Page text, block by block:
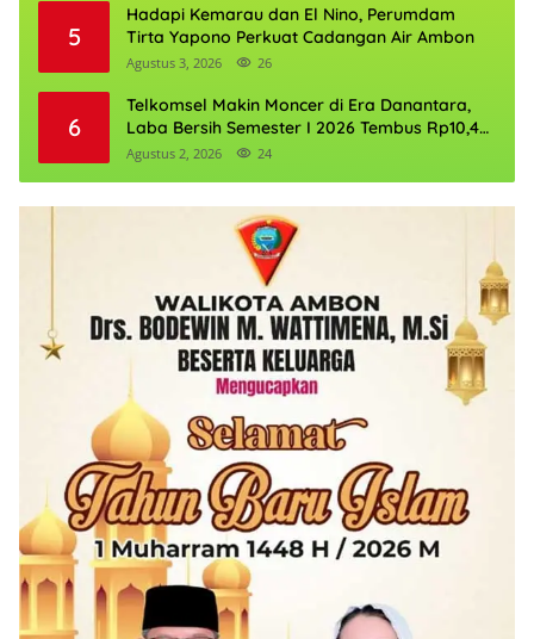
5
Hadapi Kemarau dan El Nino, Perumdam
Tirta Yapono Perkuat Cadangan Air Ambon
Agustus 3, 2026 26
6
Telkomsel Makin Moncer di Era Danantara,
Laba Bersih Semester I 2026 Tembus Rp10,4
Triliun
Agustus 2, 2026 24